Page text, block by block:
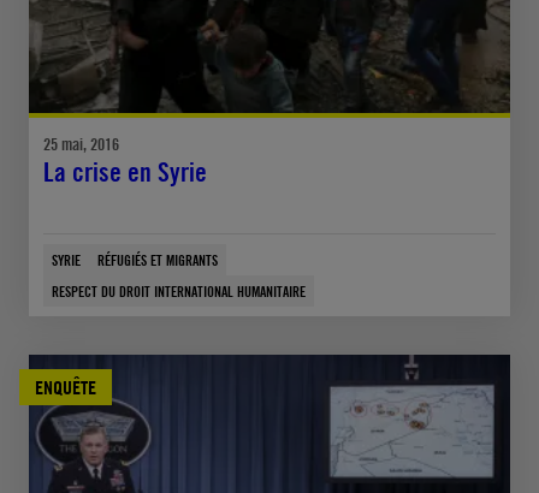
25 mai, 2016
La crise en Syrie
SYRIE
RÉFUGIÉS ET MIGRANTS
RESPECT DU DROIT INTERNATIONAL HUMANITAIRE
ENQUÊTE